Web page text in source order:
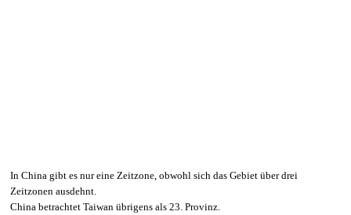
In China gibt es nur eine Zeitzone, obwohl sich das Gebiet über drei
Zeitzonen ausdehnt.
China betrachtet Taiwan übrigens als 23. Provinz.